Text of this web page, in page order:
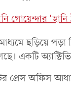
গোয়েন্দার
ছড়িয়ে
একটি
প্রেস অফিস